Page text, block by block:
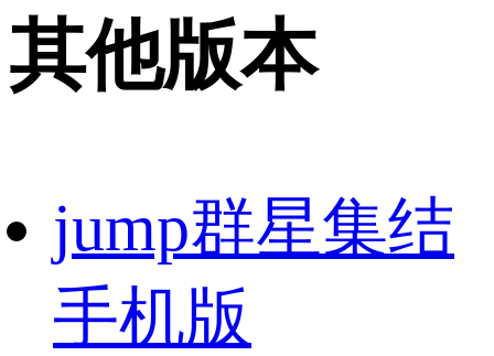
其他版本
jump群星集结
手机版